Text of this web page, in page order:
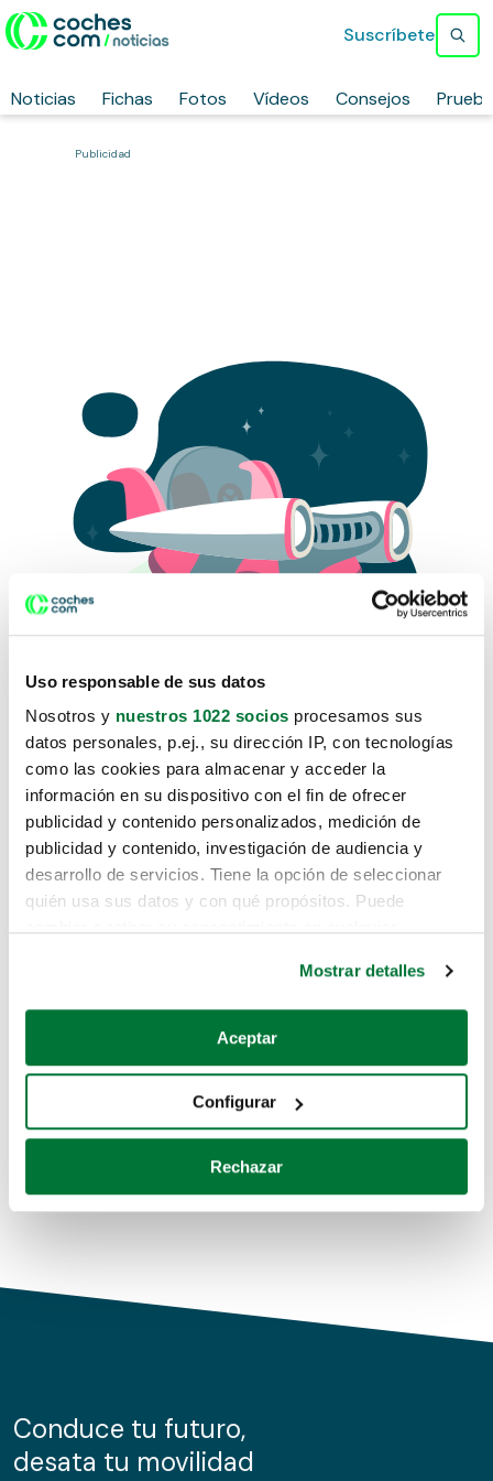
Uso responsable de sus datos
Nosotros y nuestros 1022 socios procesamos sus
datos personales, p.ej., su dirección IP, con tecnologías
como las cookies para almacenar y acceder la
información en su dispositivo con el fin de ofrecer
publicidad y contenido personalizados, medición de
publicidad y contenido, investigación de audiencia y
desarrollo de servicios. Tiene la opción de seleccionar
quién usa sus datos y con qué propósitos. Puede
Si lo permite, también quisiéramos:
Recopilar información sobre su ubicación geográfica
Identificar su dispositivo analizándolo activamente
para buscar características específicas (huellas
Obtenga más información sobre cómo se procesan sus
de cookies.
información sobre el uso que haga del sitio web con
nuestros partners de redes sociales, publicidad y análisis
Mostrar detalles
Aceptar
Configurar
Rechazar
Noticias Fichas Fotos Vídeos Consejos
Suscríbete
Publicidad
Lo sentimos, no sabemos como
te hemos traido hasta aquí.
Pero puedes encontrar el coche que estás
buscando en alguno de estos enlaces:
Coches de segunda mano
Coches de km0
Conduce tu futuro,
desata tu movilidad